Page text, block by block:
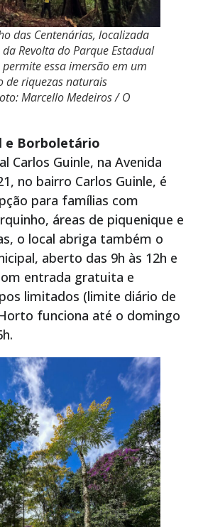
das Centenárias, localizada
Revolta do Parque Estadual
permite essa imersão em um
de riquezas naturais
Marcello Medeiros / O
e Borboletário
Carlos Guinle, na Avenida
no bairro Carlos Guinle, é
para famílias com
áreas de piquenique e
o local abriga também o
aberto das 9h às 12h e
entrada gratuita e
limitados (limite diário de
funciona até o domingo